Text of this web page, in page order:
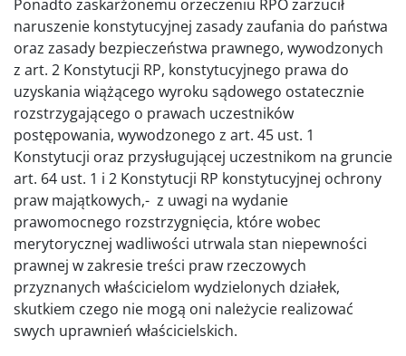
Ponadto zaskarżonemu orzeczeniu RPO zarzucił
naruszenie konstytucyjnej zasady zaufania do państwa
oraz zasady bezpieczeństwa prawnego, wywodzonych
z art. 2 Konstytucji RP, konstytucyjnego prawa do
uzyskania wiążącego wyroku sądowego ostatecznie
rozstrzygającego o prawach uczestników
postępowania, wywodzonego z art. 45 ust. 1
Konstytucji oraz przysługującej uczestnikom na gruncie
art. 64 ust. 1 i 2 Konstytucji RP konstytucyjnej ochrony
praw majątkowych,- z uwagi na wydanie
prawomocnego rozstrzygnięcia, które wobec
merytorycznej wadliwości utrwala stan niepewności
prawnej w zakresie treści praw rzeczowych
przyznanych właścicielom wydzielonych działek,
skutkiem czego nie mogą oni należycie realizować
swych uprawnień właścicielskich.